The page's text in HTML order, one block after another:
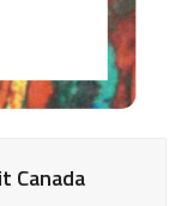
Canada